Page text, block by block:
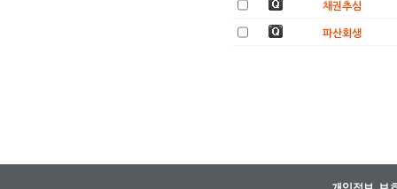
채권추심
파산회생